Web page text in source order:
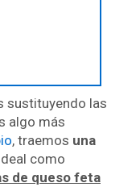
sustituyendo las
algo más
, traemos una
como
de queso feta